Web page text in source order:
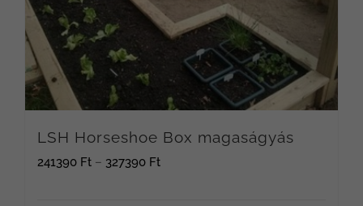
A
változatok
a
termékoldalon
ki
LSH Horseshoe Box magaságyás
241390 Ft – 327390 FtÁrtartomány: